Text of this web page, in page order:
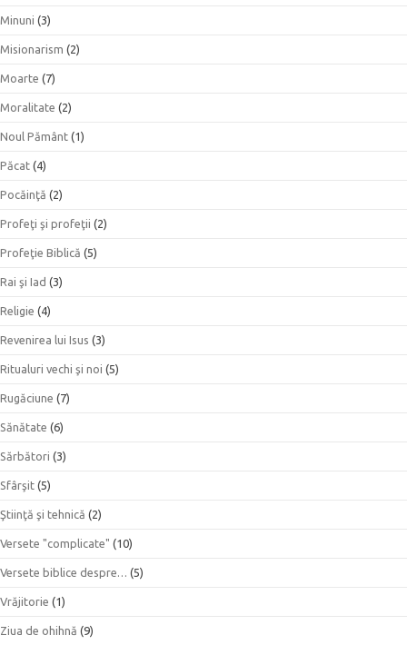
Minuni (3)
Misionarism (2)
Moarte (7)
Moralitate (2)
Noul Pământ (1)
Păcat (4)
Pocăinţă (2)
Profeţi şi profeţii (2)
Profeţie Biblică (5)
Rai şi Iad (3)
Religie (4)
Revenirea lui Isus (3)
Ritualuri vechi şi noi (5)
Rugăciune (7)
Sănătate (6)
Sărbători (3)
Sfârşit (5)
Ştiinţă şi tehnică (2)
Versete "complicate" (10)
Versete biblice despre… (5)
Vrăjitorie (1)
Ziua de ohihnă (9)